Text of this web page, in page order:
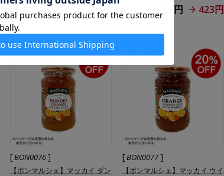
1,620円 1,296円 605円 423円
[BON0076 ]
【ボンマルシェ】マッカイ ダン
[BON0077 ]
【ボンマルシェ】マッカイ ウイ